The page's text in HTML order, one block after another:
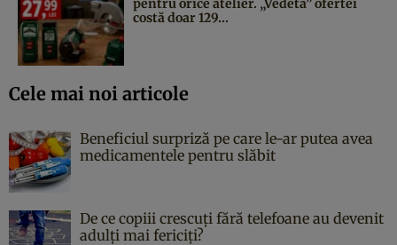
pentru orice atelier. „Vedeta” ofertei
costă doar 129...
Cele mai noi articole
Beneficiul surpriză pe care le-ar putea avea
medicamentele pentru slăbit
De ce copiii crescuți fără telefoane au devenit
adulți mai fericiți?